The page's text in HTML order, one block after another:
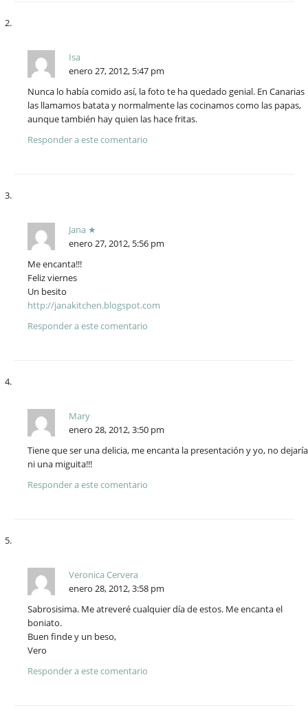
Isa
enero 27, 2012, 5:47 pm
Nunca lo había comido así, la foto te ha quedado genial. En Canarias
las llamamos batata y normalmente las cocinamos como las papas,
aunque también hay quien las hace fritas.
Responder a este comentario
Jana ★
enero 27, 2012, 5:56 pm
Me encanta!!!
Feliz viernes
Un besito
http://janakitchen.blogspot.com
Responder a este comentario
Mary
enero 28, 2012, 3:50 pm
Tiene que ser una delicia, me encanta la presentación y yo, no dejaría
ni una miguita!!!
Responder a este comentario
Veronica Cervera
enero 28, 2012, 3:58 pm
Sabrosisima. Me atreveré cualquier día de estos. Me encanta el
boniato.
Buen finde y un beso,
Vero
Responder a este comentario